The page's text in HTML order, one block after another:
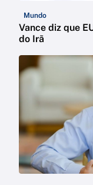
Mundo
Vance diz que
do Irã